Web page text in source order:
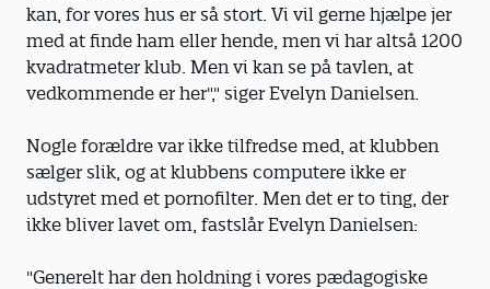
kan, for vores hus er så stort. Vi vil gerne hjælpe jer
med at finde ham eller hende, men vi har altså 1200
kvadratmeter klub. Men vi kan se på tavlen, at
vedkommende er her"," siger Evelyn Danielsen.
Nogle forældre var ikke tilfredse med, at klubben
sælger slik, og at klubbens computere ikke er
udstyret med et pornofilter. Men det er to ting, der
ikke bliver lavet om, fastslår Evelyn Danielsen:
"Generelt har den holdning i vores pædagogiske